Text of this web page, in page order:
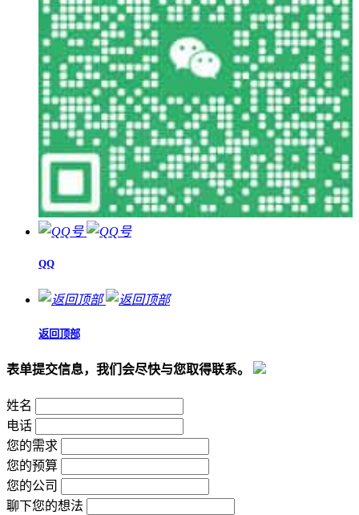
QQ
返回顶部
表单提交信息，我们会尽快与您取得联系。
姓名
电话
您的需求
您的预算
您的公司
聊下您的想法